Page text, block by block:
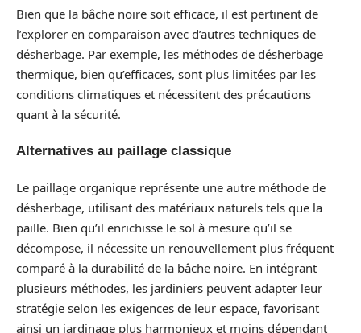
Bien que la bâche noire soit efficace, il est pertinent de
l’explorer en comparaison avec d’autres techniques de
désherbage. Par exemple, les méthodes de désherbage
thermique, bien qu’efficaces, sont plus limitées par les
conditions climatiques et nécessitent des précautions
quant à la sécurité.
Alternatives au paillage classique
Le paillage organique représente une autre méthode de
désherbage, utilisant des matériaux naturels tels que la
paille. Bien qu’il enrichisse le sol à mesure qu’il se
décompose, il nécessite un renouvellement plus fréquent
comparé à la durabilité de la bâche noire. En intégrant
plusieurs méthodes, les jardiniers peuvent adapter leur
stratégie selon les exigences de leur espace, favorisant
ainsi un jardinage plus harmonieux et moins dépendant